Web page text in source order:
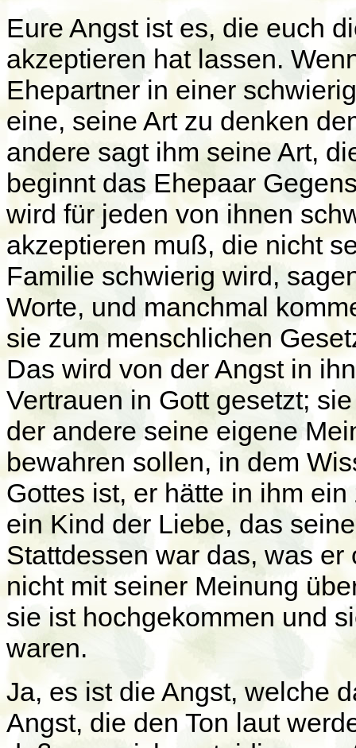
Eure Angst ist es, die euch
akzeptieren hat lassen.
Ehepartner in einer
eine, seine Art zu denken
andere sagt ihm seine Art,
beginnt das Ehepaar
wird für jeden von ihnen
akzeptieren muß, die nicht
Familie schwierig wird,
Worte, und manchmal
sie zum menschlichen
Das wird von der Angst in
Vertrauen in Gott gesetzt;
der andere seine eigene
bewahren sollen, in dem
Gottes ist, er hätte in ihm
ein Kind der Liebe, das
Stattdessen war das, was
nicht mit seiner Meinung
sie ist hochgekommen und
waren.
Ja, es ist die Angst, welche
Angst, die den Ton laut